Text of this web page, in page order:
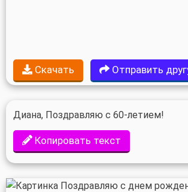
Скачать Отправить
Диана, Поздравляю с 60-летием!
Копировать текст